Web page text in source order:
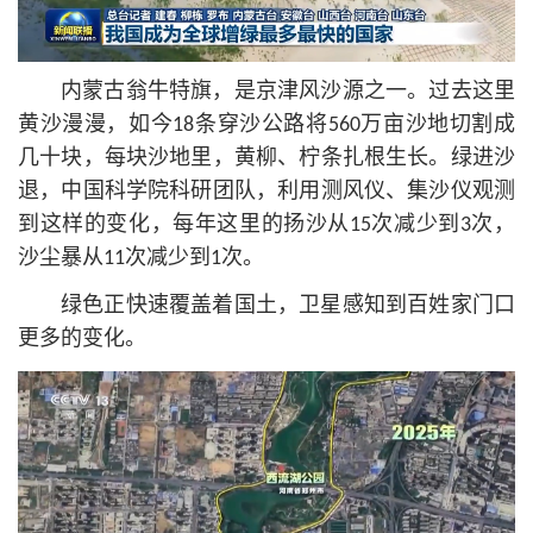
内蒙古翁牛特旗，是京津风沙源之一。过去这里
黄沙漫漫，如今18条穿沙公路将560万亩沙地切割成
几十块，每块沙地里，黄柳、柠条扎根生长。绿进沙
退，中国科学院科研团队，利用测风仪、集沙仪观测
到这样的变化，每年这里的扬沙从15次减少到3次，
沙尘暴从11次减少到1次。
绿色正快速覆盖着国土，卫星感知到百姓家门口
更多的变化。